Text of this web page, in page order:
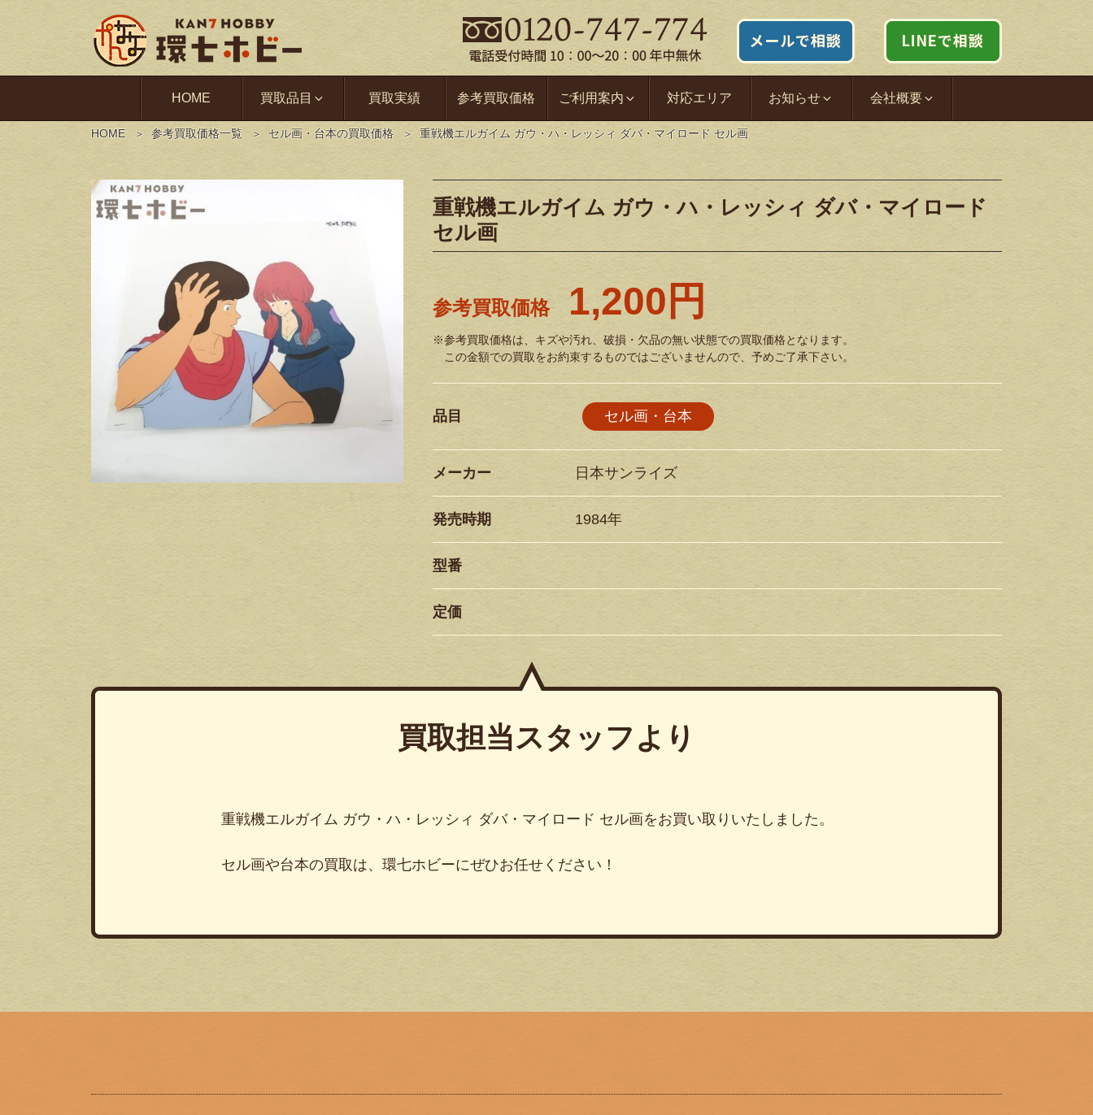
HOME 買取品目 買取実績 参考買取価格 ご利用案内 対応エリア お知らせ 会社概要
HOME 参考買取価格一覧 セル画・台本の買取価格 重戦機エルガイム ガウ・ハ・レッシィ ダバ・マイロード セル画
重戦機エルガイム ガウ・ハ・レッシィ ダバ・マイロード
セル画
参考買取価格 1,200円
※参考買取価格は、キズや汚れ、破損・欠品の無い状態での買取価格となります。
この金額での買取をお約束するものではございませんので、予めご了承下さい。
品目 セル画・台本
メーカー 日本サンライズ
発売時期 1984年
型番
定価
買取担当スタッフより
重戦機エルガイム ガウ・ハ・レッシィ ダバ・マイロード セル画をお買い取りいたしました。
セル画や台本の買取は、環七ホビーにぜひお任せください！